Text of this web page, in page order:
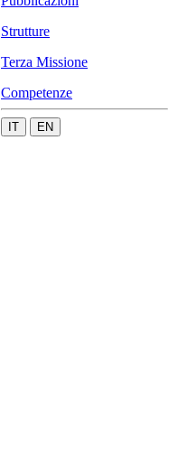
Strutture
Terza Missione
Competenze
IT EN